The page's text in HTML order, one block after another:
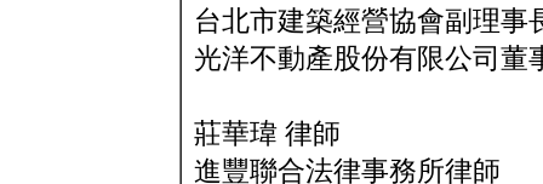
台北市建築經營協會副理事
光洋不動產股份有限公司董
莊華瑋 律師
進豐聯合法律事務所律師